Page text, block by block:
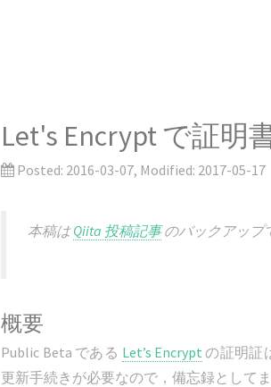
Let's Encrypt で証明
Posted: 2016-03-07, Modified: 2017-05-17
本稿はQiita 投稿記事のバックアップ
概要
Public Beta である Let’s Encrypt の証明証
更新手続きが必要なので，備忘録としてま